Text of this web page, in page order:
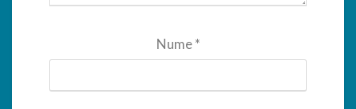
Nume*